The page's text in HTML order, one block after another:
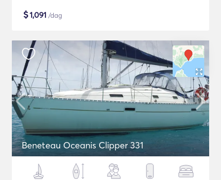
$1,091 /dag
Beneteau Oceanis Clipper 331